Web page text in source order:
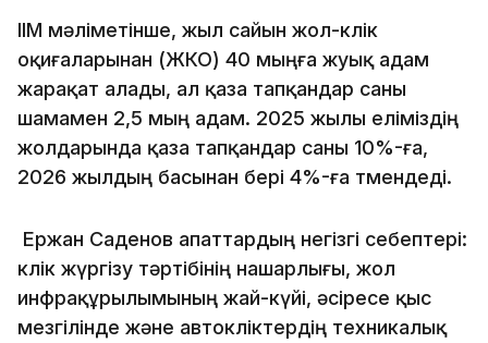
ІІМ мәліметінше, жыл сайын жол-көлік
оқиғаларынан (ЖКО) 40 мыңға жуық адам
жарақат алады, ал қаза тапқандар саны
шамамен 2,5 мың адам. 2025 жылы еліміздің
жолдарында қаза тапқандар саны 10%-ға,
2026 жылдың басынан бері 4%-ға төмендеді.
Ержан Саденов апаттардың негізгі себептері:
көлік жүргізу тәртібінің нашарлығы, жол
инфрақұрылымының жай-күйі, әсіресе қыс
мезгілінде және автокөліктердің техникалық